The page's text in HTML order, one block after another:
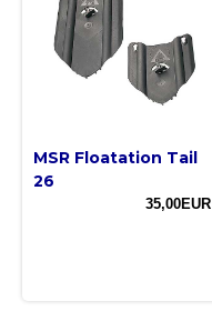
MSR Floatation Tail
26
35,00EUR